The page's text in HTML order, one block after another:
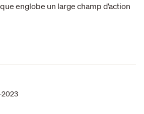
englobe un large champ d’action
2023